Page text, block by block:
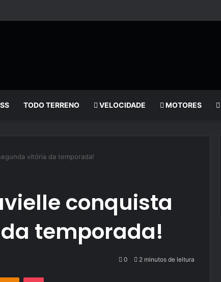
TODO TERRENO VELOCIDADE MOTORES
vitória da temporada!
conquista
temporada!
0 2 minutos de leitura
Odnoklassniki
Pocket